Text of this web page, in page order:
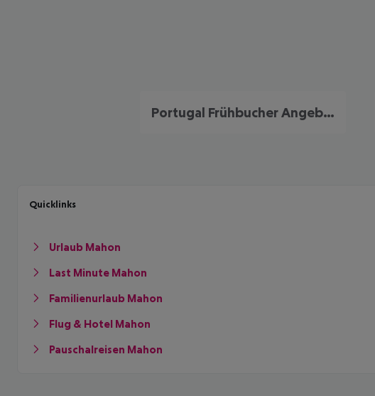
Portugal Frühbucher Angebote
Quicklinks
Urlaub Mahon
Last Minute Mahon
Familienurlaub Mahon
Flug & Hotel Mahon
Pauschalreisen Mahon